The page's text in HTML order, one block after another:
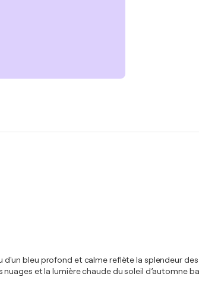
bleu profond et calme reflète la splendeur
et la lumière chaude du soleil d’automne